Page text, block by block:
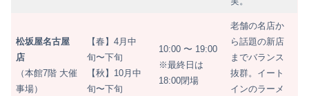
松坂屋名古屋
店
（本館7階 大催
事場）
【春】4月中
旬〜下旬
【秋】10月中
旬〜下旬
10:00 〜 19:00
※最終日は
18:00閉場
老舗の名店か
ら話題の新店
までバランス
抜群。イート
インのラーメ